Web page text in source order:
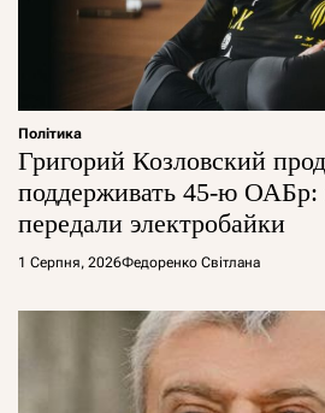
Політика
Григорий Козловский
поддерживать 45-ю
передали электробайки
1 Серпня, 2026Федоренко Світлана